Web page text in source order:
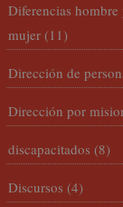
Diferencias hombre
mujer (11)
Dirección de
Dirección por
discapacitados (8)
Discursos (4)